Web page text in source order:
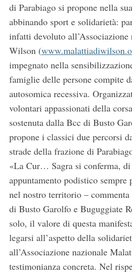
di Parabiago si propone nella
abbinando sport e solidarietà:
infatti devoluto
Wilson (
impegnato nella
famiglie delle persone compite
autosomica recessiva.
volontari appassionati della
sostenuta dalla Bcc di Busto
propone i classici due percorsi
strade della frazione di
«La Cur… Sagra si conferma,
appuntamento podistico sempre
nel nostro territorio –
di Busto Garolfo e Buguggiate
solo, il valore di questa
legarsi all’aspetto della
all’Associazione nazionale
testimonianza concreta. Nel